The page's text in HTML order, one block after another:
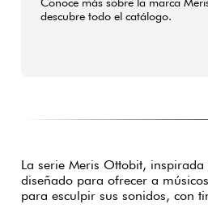
descubre todo el catálogo.
La serie Meris Ottobit,
diseñado para ofrecer a
para esculpir sus sonidos, con